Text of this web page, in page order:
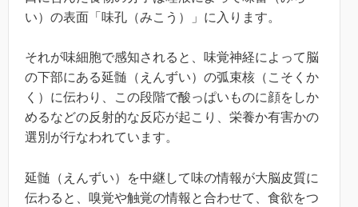
い）の表面「味孔（みこう）」に入ります。
それが味細胞で感知されると、味覚神経によって脳
の下部にある延髄（えんずい）の弧束核（こそくか
く）に伝わり、この段階で酸っぱいものに顔をしか
めるなどの反射的な反応が起こり、栄養か有害かの
選別が行なわれています。
延髄（えんずい）を中継して味の情報が大脳皮質に
伝わると、嗅覚や触覚の情報と合わせて、食欲をつ